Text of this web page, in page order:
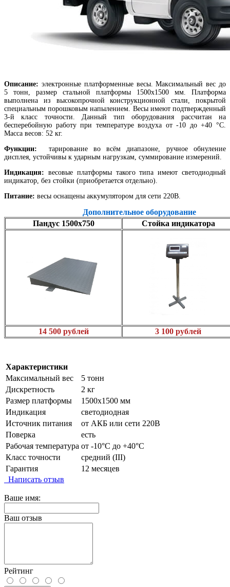
Описание: электронные платформенные весы. Максимальный вес до
5 тонн, размер стальной платформы 1500х1500 мм. Платформа
выполнена из высокопрочной конструкционной стали, покрытой
специальным порошковым напылением. Весы имеют подтвержденный
3-й класс точности. Данный тип оборудования рассчитан на
бесперебойную работу при температуре воздуха от -10 до +40 °С.
Масса весов: 52 кг.
Функции:
тарирование во всём диапазоне, ручное обнуление
дисплея, устойчивы к ударным нагрузкам, суммирование измерений.
Индикация: весовые платформы такого типа имеют светодиодный
индикатор, без стойки (приобретается отдельно).
Питание: весы оснащены аккумулятором для сети 220В.
Дополнительное оборудование
Пандус 1500х750
Стойка индикатора
14 500 рублей 3 100 рублей
Характеристики
Максимальный вес
5 тонн
Дискретность
2 кг
Размер платформы
1500х1500 мм
Индикация
светодиодная
Источник питания
от АКБ или сети 220В
Поверка
есть
Рабочая температура от -10°C до +40°C
Класс точности
средний (III)
Гарантия
12 месяцев
Написать отзыв
Ваше имя:
Ваш отзыв
Рейтинг